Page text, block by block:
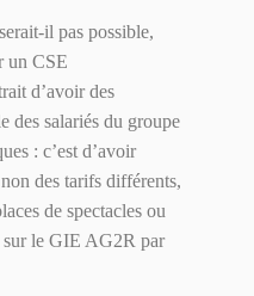
il pas possible,
un CSE
d’avoir des
des salariés du groupe
: c’est d’avoir
des tarifs différents,
de spectacles ou
sur le GIE AG2R par